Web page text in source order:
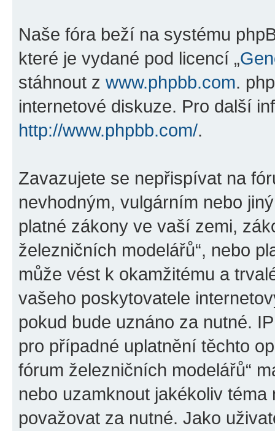
Naše fóra beží na systému
které je vydané pod licencí „
stáhnout z www.phpbb.com.
internetové diskuze. Pro další
http://www.phpbb.com/.
Zavazujete se nepřispívat na
nevhodným, vulgárním nebo
platné zákony ve vaší zemi,
železničních modelářů“, nebo
může vést k okamžitému a
vašeho poskytovatele
pokud bude uznáno za nutné.
pro případné uplatnění těchto
fórum železničních modelářů“
nebo uzamknout jakékoliv
považovat za nutné. Jako